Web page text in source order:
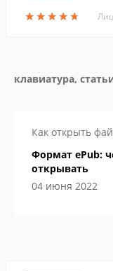
★★★★★
★★★★★
клавиатура,
Как открыть
Формат ePub:
открывать
04 июня 2022